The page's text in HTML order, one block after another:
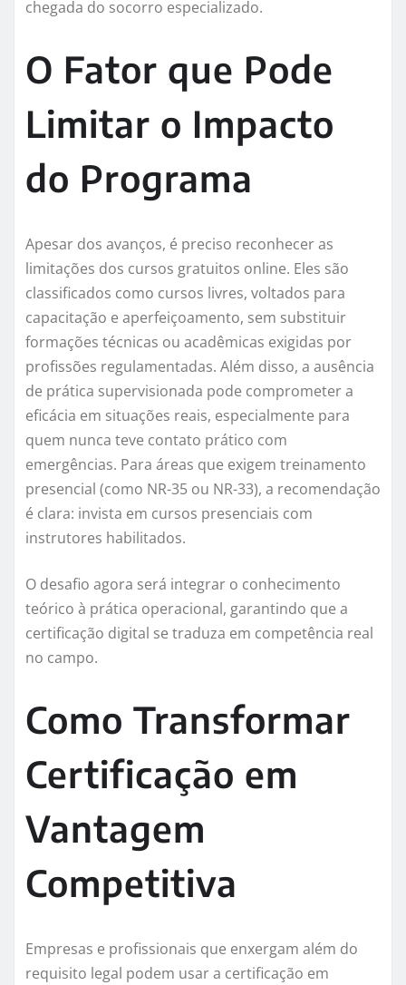
chegada do socorro especializado.
O Fator que Pode
Limitar o Impacto
do Programa
Apesar dos avanços, é preciso reconhecer as
limitações dos cursos gratuitos online. Eles são
classificados como cursos livres, voltados para
capacitação e aperfeiçoamento, sem substituir
formações técnicas ou acadêmicas exigidas por
profissões regulamentadas. Além disso, a ausência
de prática supervisionada pode comprometer a
eficácia em situações reais, especialmente para
quem nunca teve contato prático com
emergências. Para áreas que exigem treinamento
presencial (como NR-35 ou NR-33), a recomendação
é clara: invista em cursos presenciais com
instrutores habilitados.
O desafio agora será integrar o conhecimento
teórico à prática operacional, garantindo que a
certificação digital se traduza em competência real
no campo.
Como Transformar
Certificação em
Vantagem
Competitiva
Empresas e profissionais que enxergam além do
requisito legal podem usar a certificação em